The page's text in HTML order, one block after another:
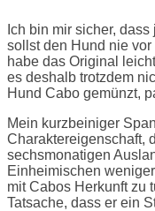
Ich bin mir sicher,
sollst den Hund nie vor
habe das Original
es deshalb trotzdem
Hund Cabo gemünzt,
Mein kurzbeiniger
Charaktereigenschaft,
sechsmonatigen
Einheimischen
mit Cabos Herkunft zu
Tatsache, dass er ein